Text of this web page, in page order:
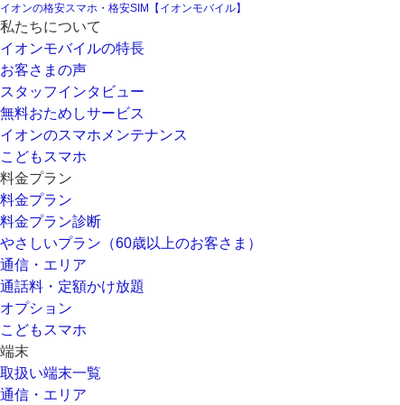
イオンの格安スマホ・格安SIM【イオンモバイル】
私たちについて
イオンモバイルの特長
お客さまの声
スタッフインタビュー
無料おためしサービス
イオンのスマホメンテナンス
こどもスマホ
料金プラン
料金プラン
料金プラン診断
やさしいプラン（60歳以上のお客さま）
通信・エリア
通話料・定額かけ放題
オプション
こどもスマホ
端末
取扱い端末一覧
通信・エリア